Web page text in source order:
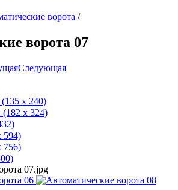
ворота /
ворота 07
Следующая
(135 x 240)
(182 x 324)
594)
756)